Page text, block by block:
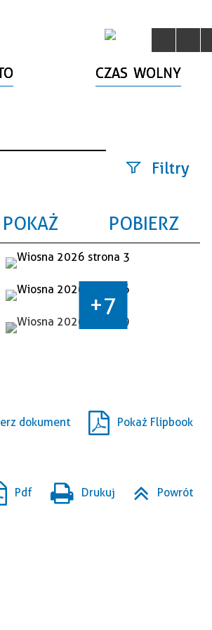
CZAS WOLNY
Filtry
fraza
Kategoria
Data
POKAŻ POBIERZ
+7
dokument Pokaż Flipbook
Pdf Drukuj Powrót